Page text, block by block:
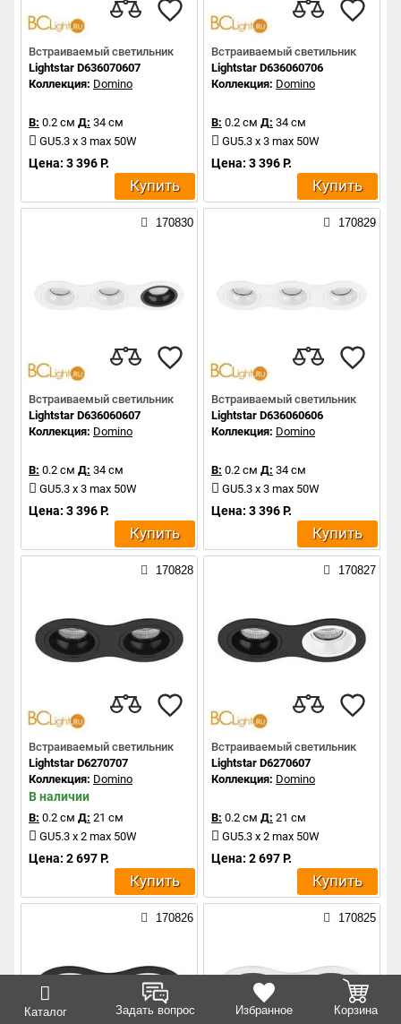
Каталог Задать вопрос Избранное Корзина
Встраиваемый светильник
Lightstar D636070607
Коллекция: Domino
В: 0.2 см Д: 34 см
GU5.3 x 3 max 50W
Цена: 3 396 Р.
Купить
Встраиваемый светильник
Lightstar D636060706
Коллекция: Domino
В: 0.2 см Д: 34 см
GU5.3 x 3 max 50W
Цена: 3 396 Р.
Купить
170830
Встраиваемый светильник
Lightstar D636060607
Коллекция: Domino
В: 0.2 см Д: 34 см
GU5.3 x 3 max 50W
Цена: 3 396 Р.
Купить
170829
Встраиваемый светильник
Lightstar D636060606
Коллекция: Domino
В: 0.2 см Д: 34 см
GU5.3 x 3 max 50W
Цена: 3 396 Р.
Купить
170828
Встраиваемый светильник
Lightstar D6270707
Коллекция: Domino
В наличии
В: 0.2 см Д: 21 см
GU5.3 x 2 max 50W
Цена: 2 697 Р.
Купить
170827
Встраиваемый светильник
Lightstar D6270607
Коллекция: Domino
В: 0.2 см Д: 21 см
GU5.3 x 2 max 50W
Цена: 2 697 Р.
Купить
170826 170825